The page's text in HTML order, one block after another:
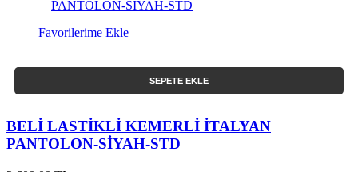
Favorilerime Ekle
SEPETE EKLE
BELİ LASTİKLİ KEMERLİ İTALYAN
PANTOLON-SİYAH-STD